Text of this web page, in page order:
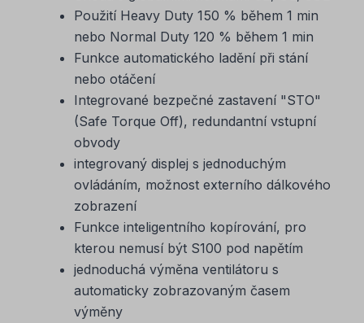
Použití Heavy Duty 150 % během 1 min
nebo Normal Duty 120 % během 1 min
Funkce automatického ladění při stání
nebo otáčení
Integrované bezpečné zastavení "STO"
(Safe Torque Off), redundantní vstupní
obvody
integrovaný displej s jednoduchým
ovládáním, možnost externího dálkového
zobrazení
Funkce inteligentního kopírování, pro
kterou nemusí být S100 pod napětím
jednoduchá výměna ventilátoru s
automaticky zobrazovaným časem
výměny